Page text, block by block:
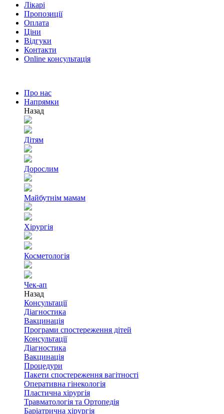
Лікарі
Пропозиції
Оплата
Ціни
Відгуки
Контакти
Online консультація
Про нас
Напрямки
Назад
Дітям
Дорослим
Майбутнім мамам
Хірургія
Косметологія
Чек-ап
Назад
Консультації
Діагностика
Вакцинація
Програми спостереження дітей
Консультації
Діагностика
Вакцинація
Процедури
Пакети спостереження вагітності
Оперативна гінекологія
Пластична хірургія
Травматологія та Ортопедія
Баріатрична хірургія